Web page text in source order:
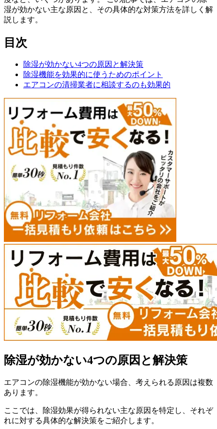
湿が効かない主な原因と、その具体的な対策方法を詳しく解
説します。
目次
除湿が効かない4つの原因と解決策
除湿機能を効果的に使うためのポイント
エアコンの清掃業者に相談するのも効果的
除湿が効かない4つの原因と解決策
エアコンの除湿機能が効かない場合、考えられる原因は複数
あります。
ここでは、除湿効果が得られない主な原因を特定し、それぞ
れに対する具体的な解決策をご紹介します。